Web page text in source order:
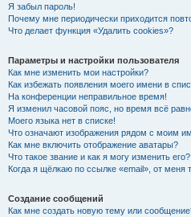
Я забыл пароль!
Почему мне периодически приходится
Что делает функция «Удалить cookies»?
Параметры и настройки пользователя
Как мне изменить мои настройки?
Как избежать появления моего имени в
На конференции неправильное время!
Я изменил часовой пояс, но время всё
Моего языка нет в списке!
Что означают изображения рядом с моим
Как мне включить отображение аватары?
Что такое звание и как я могу изменить его?
Когда я щёлкаю по ссылке «email», от меня
Создание сообщений
Как мне создать новую тему или